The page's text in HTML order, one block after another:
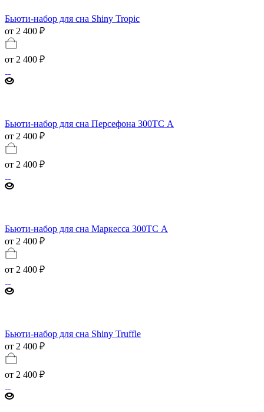
Бьюти-набор для сна Shiny Tropic
от 2 400 ₽
от 2 400 ₽
Бьюти-набор для сна Персефона 300ТС А
от 2 400 ₽
от 2 400 ₽
Бьюти-набор для сна Маркесса 300ТС А
от 2 400 ₽
от 2 400 ₽
Бьюти-набор для сна Shiny Truffle
от 2 400 ₽
от 2 400 ₽